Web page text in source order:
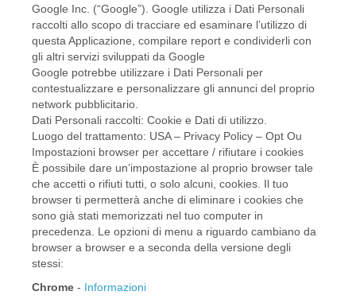
Google Inc. (“Google”). Google utilizza i Dati Personali
raccolti allo scopo di tracciare ed esaminare l’utilizzo di
questa Applicazione, compilare report e condividerli con
gli altri servizi sviluppati da Google
Google potrebbe utilizzare i Dati Personali per
contestualizzare e personalizzare gli annunci del proprio
network pubblicitario.
Dati Personali raccolti: Cookie e Dati di utilizzo.
Luogo del trattamento: USA – Privacy Policy – Opt Ou
Impostazioni browser per accettare / rifiutare i cookies
È possibile dare un’impostazione al proprio browser tale
che accetti o rifiuti tutti, o solo alcuni, cookies. Il tuo
browser ti permetterà anche di eliminare i cookies che
sono già stati memorizzati nel tuo computer in
precedenza. Le opzioni di menu a riguardo cambiano da
browser a browser e a seconda della versione degli
stessi:
Chrome - Informazioni